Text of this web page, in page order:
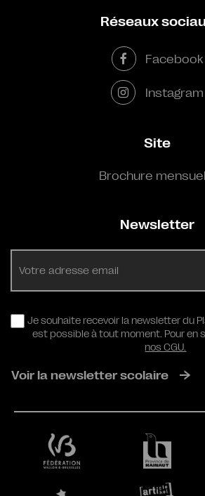
Réseaux
Facebook
Instagram
Site
Brochure
Newsletter
RGPD
Je souhaite recevoir la newsletter du
est possible à tout moment. Pour en
nos CGU.
Voir la newsletter scolaire